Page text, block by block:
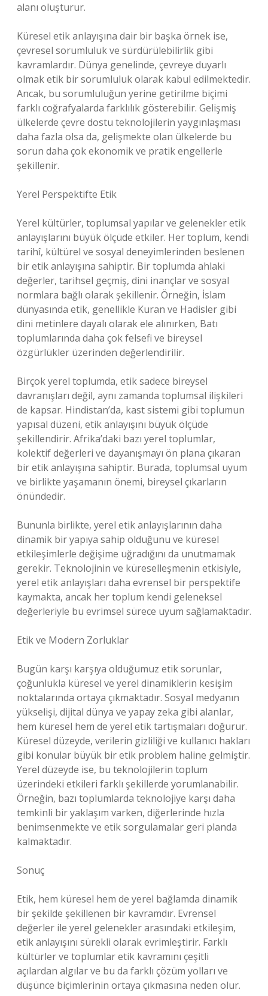
alanı oluşturur.
Küresel etik anlayışına dair bir başka örnek ise,
çevresel sorumluluk ve sürdürülebilirlik gibi
kavramlardır. Dünya genelinde, çevreye duyarlı
olmak etik bir sorumluluk olarak kabul edilmektedir.
Ancak, bu sorumluluğun yerine getirilme biçimi
farklı coğrafyalarda farklılık gösterebilir. Gelişmiş
ülkelerde çevre dostu teknolojilerin yaygınlaşması
daha fazla olsa da, gelişmekte olan ülkelerde bu
sorun daha çok ekonomik ve pratik engellerle
şekillenir.
Yerel Perspektifte Etik
Yerel kültürler, toplumsal yapılar ve gelenekler etik
anlayışlarını büyük ölçüde etkiler. Her toplum, kendi
tarihî, kültürel ve sosyal deneyimlerinden beslenen
bir etik anlayışına sahiptir. Bir toplumda ahlaki
değerler, tarihsel geçmiş, dini inançlar ve sosyal
normlara bağlı olarak şekillenir. Örneğin, İslam
dünyasında etik, genellikle Kuran ve Hadisler gibi
dini metinlere dayalı olarak ele alınırken, Batı
toplumlarında daha çok felsefi ve bireysel
özgürlükler üzerinden değerlendirilir.
Birçok yerel toplumda, etik sadece bireysel
davranışları değil, aynı zamanda toplumsal ilişkileri
de kapsar. Hindistan’da, kast sistemi gibi toplumun
yapısal düzeni, etik anlayışını büyük ölçüde
şekillendirir. Afrika’daki bazı yerel toplumlar,
kolektif değerleri ve dayanışmayı ön plana çıkaran
bir etik anlayışına sahiptir. Burada, toplumsal uyum
ve birlikte yaşamanın önemi, bireysel çıkarların
önündedir.
Bununla birlikte, yerel etik anlayışlarının daha
dinamik bir yapıya sahip olduğunu ve küresel
etkileşimlerle değişime uğradığını da unutmamak
gerekir. Teknolojinin ve küreselleşmenin etkisiyle,
yerel etik anlayışları daha evrensel bir perspektife
kaymakta, ancak her toplum kendi geleneksel
değerleriyle bu evrimsel sürece uyum sağlamaktadır.
Etik ve Modern Zorluklar
Bugün karşı karşıya olduğumuz etik sorunlar,
çoğunlukla küresel ve yerel dinamiklerin kesişim
noktalarında ortaya çıkmaktadır. Sosyal medyanın
yükselişi, dijital dünya ve yapay zeka gibi alanlar,
hem küresel hem de yerel etik tartışmaları doğurur.
Küresel düzeyde, verilerin gizliliği ve kullanıcı hakları
gibi konular büyük bir etik problem haline gelmiştir.
Yerel düzeyde ise, bu teknolojilerin toplum
üzerindeki etkileri farklı şekillerde yorumlanabilir.
Örneğin, bazı toplumlarda teknolojiye karşı daha
temkinli bir yaklaşım varken, diğerlerinde hızla
benimsenmekte ve etik sorgulamalar geri planda
kalmaktadır.
Sonuç
Etik, hem küresel hem de yerel bağlamda dinamik
bir şekilde şekillenen bir kavramdır. Evrensel
değerler ile yerel gelenekler arasındaki etkileşim,
etik anlayışını sürekli olarak evrimleştirir. Farklı
kültürler ve toplumlar etik kavramını çeşitli
açılardan algılar ve bu da farklı çözüm yolları ve
düşünce biçimlerinin ortaya çıkmasına neden olur.